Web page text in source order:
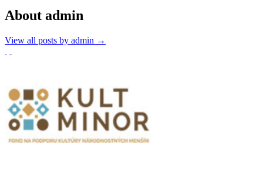
About admin
View all posts by admin →